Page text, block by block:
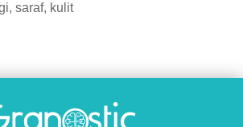
saraf, kulit